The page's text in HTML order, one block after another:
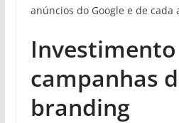
anúncios do Google e de cada
campanhas
branding